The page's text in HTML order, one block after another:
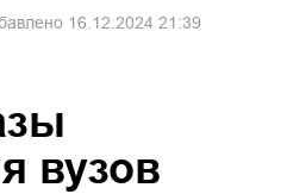
16.12.2024 21:39
вузов